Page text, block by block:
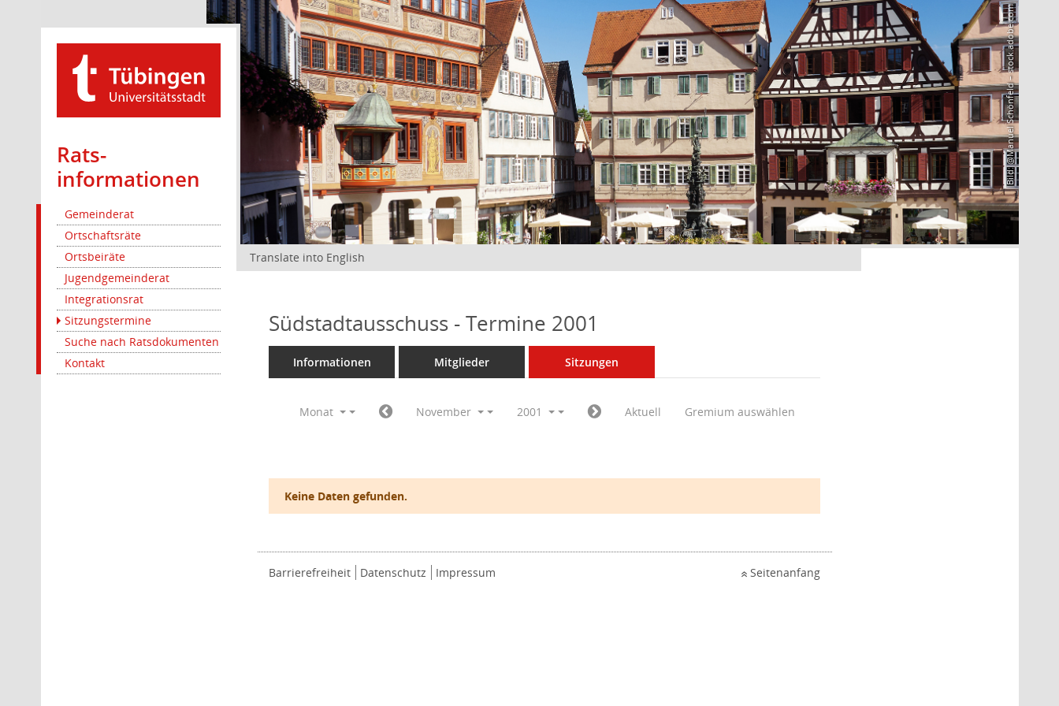
Rats­
informationen
Gemeinderat
Ortschaftsräte
Ortsbeiräte
Jugendgemeinderat
Integrationsrat
Sitzungstermine
Suche nach Ratsdokumenten
Kontakt
Bild: @Manuel Schönfeld – stock.adobe.com
Translate into English
Südstadtausschuss - Termine 2001
Informationen Mitglieder Sitzungen
Monat November 2001 Aktuell Gremium auswählen
Keine Daten gefunden.
Barrierefreiheit Datenschutz Impressum Seitenanfang